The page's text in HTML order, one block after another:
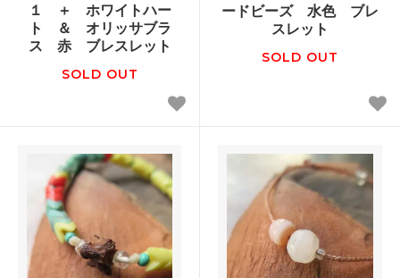
１ ＋ ホワイトハー
ト ＆ オリッサブラ
ス 赤 ブレスレット
SOLD OUT
ードビーズ 水色 ブレ
スレット
SOLD OUT